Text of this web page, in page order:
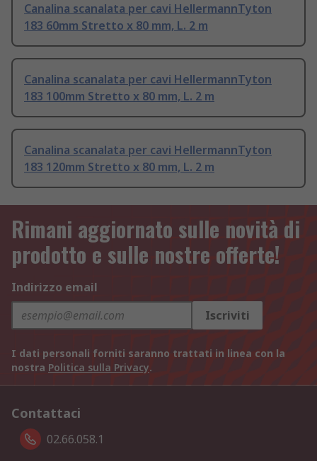
Canalina scanalata per cavi HellermannTyton
183 60mm Stretto x 80 mm, L. 2 m
Canalina scanalata per cavi HellermannTyton
183 100mm Stretto x 80 mm, L. 2 m
Canalina scanalata per cavi HellermannTyton
183 120mm Stretto x 80 mm, L. 2 m
Rimani aggiornato sulle novità di
prodotto e sulle nostre offerte!
Indirizzo email
Iscriviti
I dati personali forniti saranno trattati in linea con la
nostra Politica sulla Privacy.
Contattaci
02.66.058.1